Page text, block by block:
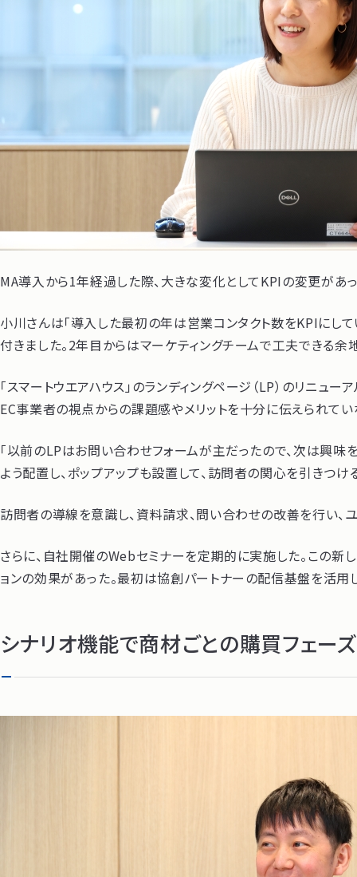
MA導入から1年経過した際、大きな変化としてKPIの変更があっ
小川さんは「導入した最初の年は営業コンタクト数をKPIにし
付きました。2年目からはマーケティングチームで工夫できる余
「スマートウエアハウス」のランディングページ（LP）のリニ
EC事業者の視点からの課題感やメリットを十分に伝えられてい
「以前のLPはお問い合わせフォームが主だったので、次は興味
よう配置し、ポップアップも設置して、訪問者の関心を引きつけ
訪問者の導線を意識し、資料請求、問い合わせの改善を行い、
さらに、自社開催のWebセミナーを定期的に実施した。この新
ョンの効果があった。最初は協創パートナーの配信基盤を活用
シナリオ機能で商材ごとの購買フェー